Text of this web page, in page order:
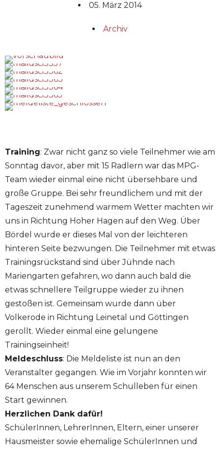
05. März 2014
Archiv
Training: Zwar nicht ganz so viele Teilnehmer wie am
Sonntag davor, aber mit 15 Radlern war das MPG-
Team wieder einmal eine nicht übersehbare und
große Gruppe. Bei sehr freundlichem und mit der
Tageszeit zunehmend warmem Wetter machten wir
uns in Richtung Hoher Hagen auf den Weg. Über
Bördel wurde er dieses Mal von der leichteren
hinteren Seite bezwungen. Die Teilnehmer mit etwas
Trainingsrückstand sind über Jühnde nach
Mariengarten gefahren, wo dann auch bald die
etwas schnellere Teilgruppe wieder zu ihnen
gestoßen ist. Gemeinsam wurde dann über
Volkerode in Richtung Leinetal und Göttingen
gerollt. Wieder einmal eine gelungene
Trainingseinheit!
Meldeschluss: Die Meldeliste ist nun an den
Veranstalter gegangen. Wie im Vorjahr konnten wir
64 Menschen aus unserem Schulleben für einen
Start gewinnen.
Herzlichen Dank dafür!
SchülerInnen, LehrerInnen, Eltern, einer unserer
Hausmeister sowie ehemalige SchülerInnen und